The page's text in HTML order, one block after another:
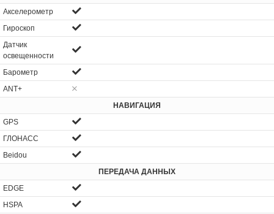
Акселерометр
Гироскоп
Датчик
освещенности
Барометр
ANT+
НАВИГАЦИЯ
GPS
ГЛОНАСС
Beidou
ПЕРЕДАЧА ДАННЫХ
EDGE
HSPA